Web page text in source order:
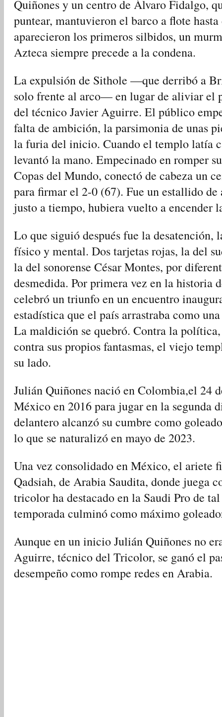
Quiñones y un centro de Álvaro Fidalgo,
puntear, mantuvieron el barco a flote
aparecieron los primeros silbidos, un
Azteca siempre precede a la condena.
La expulsión de Sithole —que derribó a
solo frente al arco— en lugar de aliviar el
del técnico Javier Aguirre. El público
falta de ambición, la parsimonia de unas
la furia del inicio. Cuando el templo latía
levantó la mano. Empecinado en romper
Copas del Mundo, conectó de cabeza un
para firmar el 2-0 (67). Fue un estallido
justo a tiempo, hubiera vuelto a encender
Lo que siguió después fue la desatención,
físico y mental. Dos tarjetas rojas, la del
la del sonorense César Montes, por
desmedida. Por primera vez en la historia
celebró un triunfo en un encuentro
estadística que el país arrastraba como
La maldición se quebró. Contra la
contra sus propios fantasmas, el viejo
su lado.
Julián Quiñones nació en Colombia,el 24
México en 2016 para jugar en la segunda
delantero alcanzó su cumbre como
lo que se naturalizó en mayo de 2023.
Una vez consolidado en México, el ariete
Qadsiah, de Arabia Saudita, donde juega
tricolor ha destacado en la Saudi Pro de
temporada culminó como máximo
Aunque en un inicio Julián Quiñones no
Aguirre, técnico del Tricolor, se ganó el
desempeño como rompe redes en Arabia.